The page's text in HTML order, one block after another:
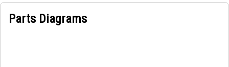
Parts Diagrams